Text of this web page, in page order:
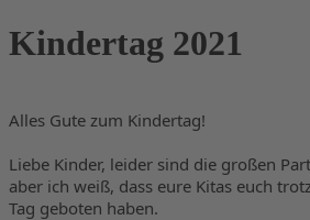
Kindertag 2021
Alles Gute zum Kindertag!
Liebe Kinder, leider sind die großen
aber ich weiß, dass eure Kitas euch
Tag geboten haben.